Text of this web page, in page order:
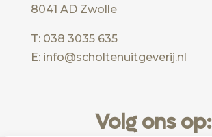
8041 AD Zwolle
T: 038 3035 635
E: info@scholtenuitgeverij.nl
Volg ons op: